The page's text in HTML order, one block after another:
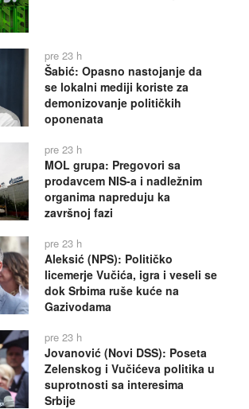
pre 23 h
Šabić: Opasno nastojanje da
se lokalni mediji koriste za
demonizovanje političkih
oponenata
pre 23 h
MOL grupa: Pregovori sa
prodavcem NIS-a i nadležnim
organima napreduju ka
završnoj fazi
pre 23 h
Aleksić (NPS): Političko
licemerje Vučića, igra i veseli se
dok Srbima ruše kuće na
Gazivodama
pre 23 h
Jovanović (Novi DSS): Poseta
Zelenskog i Vučićeva politika u
suprotnosti sa interesima
Srbije